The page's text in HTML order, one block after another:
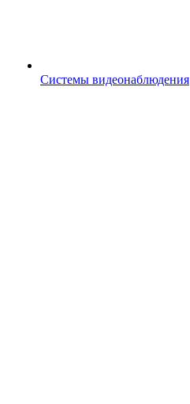
Системы видеонаблюдения